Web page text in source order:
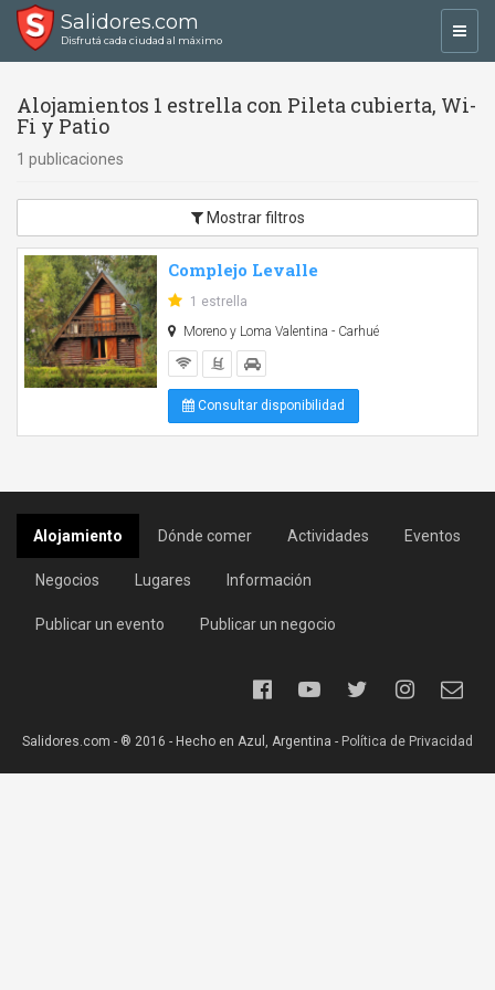
Salidores.com
Disfrutá cada ciudad al máximo
Alojamientos 1 estrella con Pileta cubierta, Wi-
Fi y Patio
1 publicaciones
Mostrar filtros
Complejo Levalle
1 estrella
Moreno y Loma Valentina - Carhué
Consultar disponibilidad
Alojamiento Dónde comer Actividades Eventos
Negocios Lugares Información
Publicar un evento Publicar un negocio
Salidores.com - ® 2016 - Hecho en Azul, Argentina - Política de Privacidad